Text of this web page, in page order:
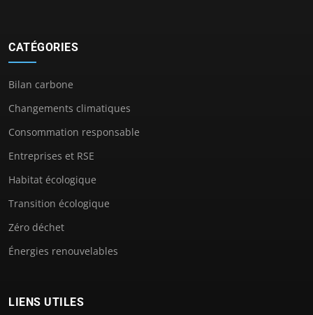
CATÉGORIES
Bilan carbone
Changements climatiques
Consommation responsable
Entreprises et RSE
Habitat écologique
Transition écologique
Zéro déchet
Énergies renouvelables
LIENS UTILES